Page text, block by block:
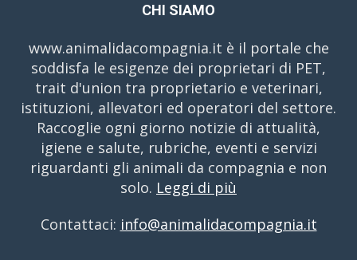
CHI SIAMO
www.animalidacompagnia.it è il portale che
soddisfa le esigenze dei proprietari di PET,
trait d'union tra proprietario e veterinari,
istituzioni, allevatori ed operatori del settore.
Raccoglie ogni giorno notizie di attualità,
igiene e salute, rubriche, eventi e servizi
riguardanti gli animali da compagnia e non
solo. Leggi di più
Contattaci: info@animalidacompagnia.it